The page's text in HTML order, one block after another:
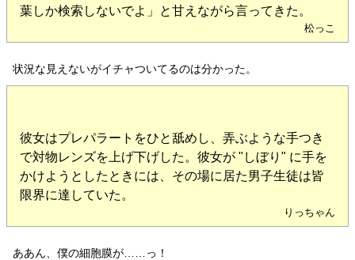
葉しか検索しないでよ」と甘えながら言ってきた。
松っこ
状況な見えないがイチャついてるのは分かった。
彼女はプレパラートをひと舐めし、弄ぶような手つき
で対物レンズを上げ下げした。彼女が "しぼり" に手を
かけようとしたときには、その場に居た男子生徒は皆
限界に達していた。
りっちゃん
ああん、僕の細胞膜が……っ！